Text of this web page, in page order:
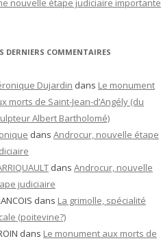
nouvelle étape judiciaire importante
DERNIERS COMMENTAIRES
Dujardin dans Le monument
morts de Saint-Jean-d’Angély (du
Albert Bartholomé)
dans Androcur, nouvelle étape
dans Androcur, nouvelle
judiciaire
dans La grimolle, spécialité
(poitevine?)
dans Le monument aux morts de